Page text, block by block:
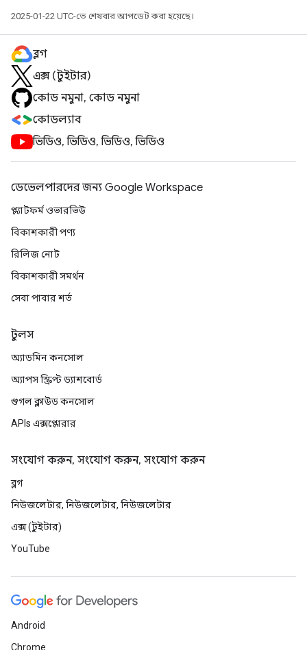
2025-01-22 UTC-তে শেষবার আপডেট করা হয়েছে।
ব্লগ
এক্স (টুইটার)
কোড নমুনা, কোড নমুনা
কোডল্যাব
ভিডিও, ভিডিও, ভিডিও, ভিডিও
ডেভেলপারদের জন্য Google Workspace
প্ল্যাটফর্ম ওভারভিউ
বিকাশকারী পণ্য
রিলিজ নোট
বিকাশকারী সমর্থন
সেবা পাবার শর্ত
টুলস
অ্যাডমিন কনসোল
অ্যাপস স্ক্রিপ্ট ড্যাশবোর্ড
গুগল ক্লাউড কনসোল
APIs এক্সপ্লোরার
সংযোগ করুন, সংযোগ করুন, সংযোগ করুন
ব্লগ
নিউজলেটার, নিউজলেটার, নিউজলেটার
এক্স (টুইটার)
YouTube
Android
Chrome